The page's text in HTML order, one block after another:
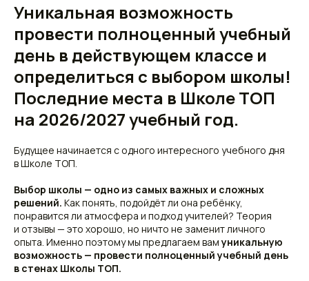
Уникальная возможность
провести полноценный учебный
день в действующем классе и
определиться с выбором школы!
Последние места в Школе ТОП
на 2026/2027 учебный год.
Будущее начинается с одного интересного учебного дня
в Школе ТОП.
Выбор школы — одно из самых важных и сложных
решений. Как понять, подойдёт ли она ребёнку,
понравится ли атмосфера и подход учителей? Теория
и отзывы — это хорошо, но ничто не заменит личного
опыта. Именно поэтому мы предлагаем вамуникальную
возможность — провести полноценный учебный день
в стенах Школы ТОП.